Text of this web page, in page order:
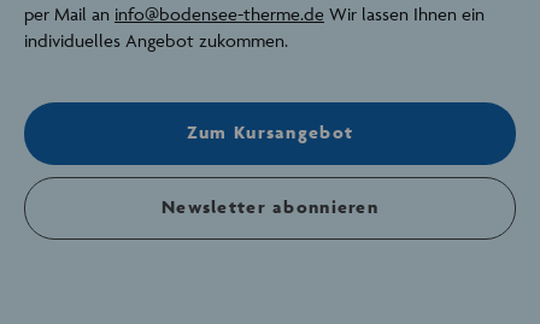
per Mail an info@bodensee-therme.de Wir lassen Ihnen ein
individuelles Angebot zukommen.
Zum Kursangebot
Newsletter abonnieren